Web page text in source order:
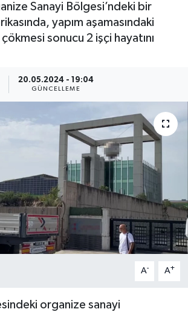
Sanayi Bölgesi’ndeki bir
yapım aşamasındaki
sonucu 2 işçi hayatını
20.05.2024 - 19:04
GÜNCELLEME
A- A+
organize sanayi
Haberleri